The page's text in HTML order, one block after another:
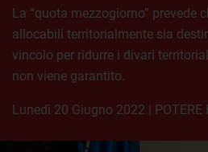
La “quota mezzogiorno” prevede
allocabili territorialmente sia
vincolo per ridurre i divari
non viene garantito.
lunedì 20 Giugno 2022 | POTERE